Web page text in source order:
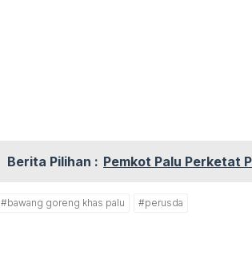
Berita Pilihan : Pemkot Palu Perketat
#bawang goreng khas palu #perusda